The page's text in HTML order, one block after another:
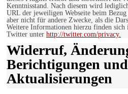
Kenntnisstand. Nach diesem wird
URL der jeweiligen Webseite beim
aber nicht für andere Zwecke, als die
Weitere Informationen hierzu finden sich
Twitter unter http://twitter.com/privacy.
Widerruf,
Berichtigungen und
Aktualisierungen